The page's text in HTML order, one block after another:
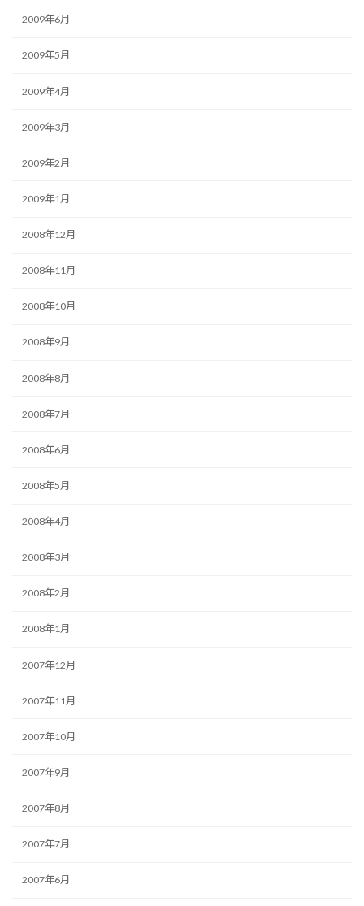
2009年6月
2009年5月
2009年4月
2009年3月
2009年2月
2009年1月
2008年12月
2008年11月
2008年10月
2008年9月
2008年8月
2008年7月
2008年6月
2008年5月
2008年4月
2008年3月
2008年2月
2008年1月
2007年12月
2007年11月
2007年10月
2007年9月
2007年8月
2007年7月
2007年6月